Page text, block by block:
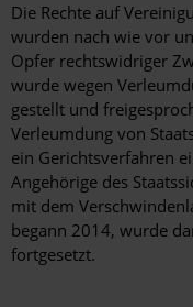
Die Rechte auf
wurden nach wie vor
Opfer rechtswidriger
wurde wegen
gestellt und
Verleumdung von
ein Gerichtsverfahren
Angehörige des
mit dem
begann 2014, wurde
fortgesetzt.